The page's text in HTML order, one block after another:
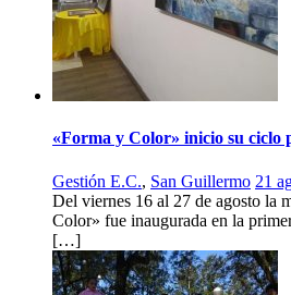
«Forma y Color» inicio su ciclo
Gestión E.C., San Guillermo 21
Del viernes 16 al 27 de agosto la
Color» fue inaugurada en la
[…]